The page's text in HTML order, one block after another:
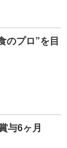
のプロ”を目
与6ヶ月